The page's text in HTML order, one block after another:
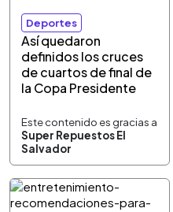
Deportes
Así quedaron
definidos los cruces
de cuartos de final de
la Copa Presidente
Este contenido es gracias a
Super Repuestos El
Salvador